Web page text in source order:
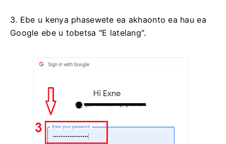
3. Ebe u kenya phasewete ea akhaonto ea hau ea
Google ebe u tobetsa "E latelang".